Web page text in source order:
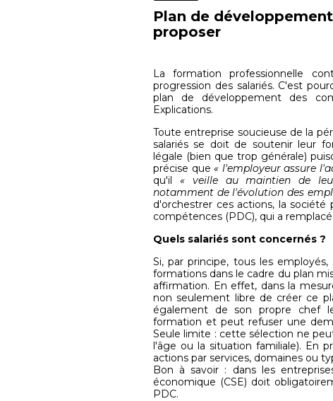
Plan de
proposer
La formation professionnelle
progression des salariés. C'est
plan de développement des
Explications.
Toute entreprise soucieuse de la
salariés se doit de soutenir leur
légale (bien que trop générale)
précise que « l'employeur assure
qu'il « veille au maintien de
notamment de l'évolution des
d'orchestrer ces actions, la
compétences (PDC), qui a
Quels salariés sont concernés ?
Si, par principe, tous les
formations dans le cadre du plan
affirmation. En effet, dans la
non seulement libre de créer ce
également de son propre chef
formation et peut refuser une
Seule limite : cette sélection ne
l'âge ou la situation familiale). En
actions par services, domaines ou
Bon à savoir : dans les
économique (CSE) doit
PDC.